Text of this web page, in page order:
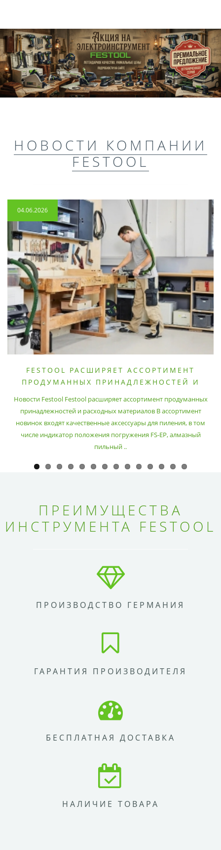
НОВОСТИ КОМПАНИИ
FESTOOL
04.06.2026
FESTOOL РАСШИРЯЕТ АССОРТИМЕНТ
ПРОДУМАННЫХ ПРИНАДЛЕЖНОСТЕЙ И
Новости Festool Festool расширяет ассортимент продуманных
принадлежностей и расходных материалов В ассортимент
новинок входят качественные аксессуары для пиления, в том
числе индикатор положения погружения FS-EP, алмазный
пильный ..
ПРЕИМУЩЕСТВА
ИНСТРУМЕНТА FESTOOL
ПРОИЗВОДСТВО ГЕРМАНИЯ
ГАРАНТИЯ ПРОИЗВОДИТЕЛЯ
БЕСПЛАТНАЯ ДОСТАВКА
НАЛИЧИЕ ТОВАРА